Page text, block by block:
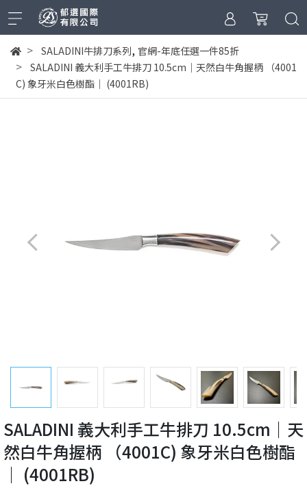
SALADINI牛排刀系列, 官網-年底任選一件85折
SALADINI 義大利手工牛排刀 10.5cm｜天然白牛角握柄 （4001
C) 象牙米白色樹酯｜ (4001RB)
SALADINI 義大利手工牛排刀 10.5cm｜天
然白牛角握柄 （4001C) 象牙米白色樹酯
｜ (4001RB)